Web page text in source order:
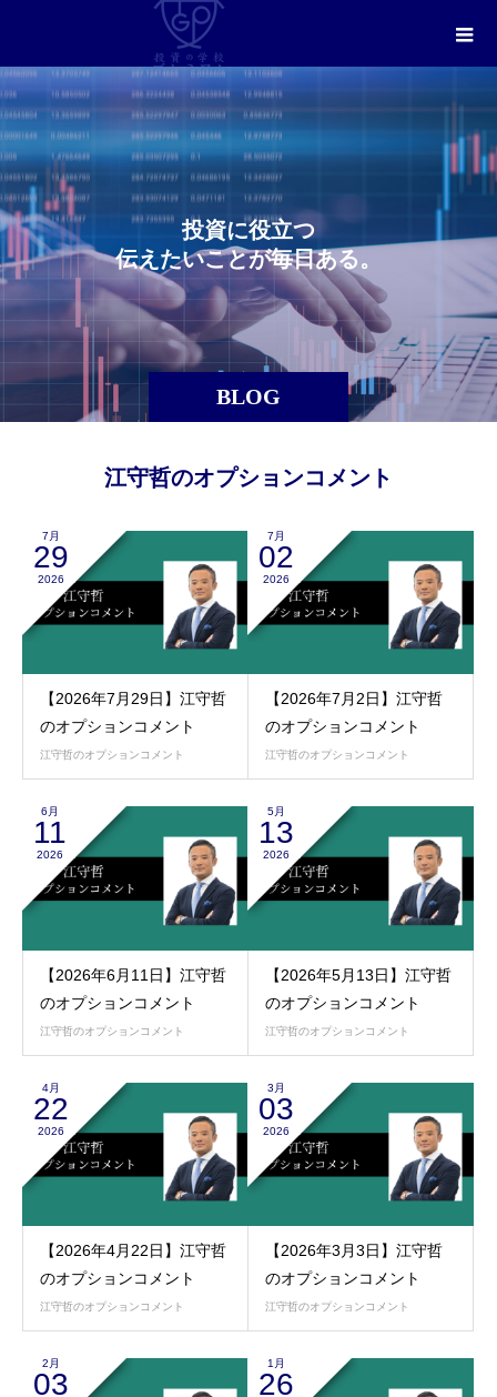
BLOG
投資に役立つ
伝え たいことが毎日ある。
江守哲のオプションコメント
7月
29
2026
【2026年7月29日】江守哲
のオプションコメント
江守哲のオプションコメント
7月
02
2026
【2026年7月2日】江守哲
のオプションコメント
江守哲のオプションコメント
6月
11
2026
【2026年6月11日】江守哲
のオプションコメント
江守哲のオプションコメント
5月
13
2026
【2026年5月13日】江守哲
のオプションコメント
江守哲のオプションコメント
4月
22
2026
【2026年4月22日】江守哲
のオプションコメント
江守哲のオプションコメント
3月
03
2026
【2026年3月3日】江守哲
のオプションコメント
江守哲のオプションコメント
2月
03
1月
26